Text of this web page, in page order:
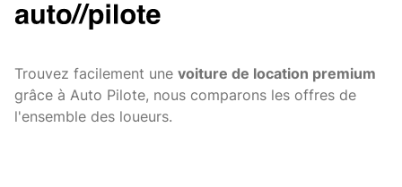
Trouvez facilement une voiture de location premium
grâce à Auto Pilote, nous comparons les offres de
l'ensemble des loueurs.